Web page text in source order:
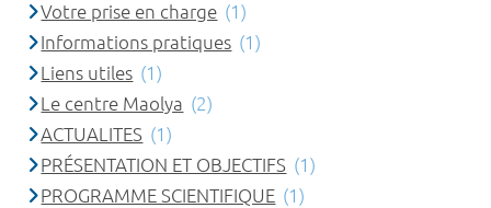
Votre prise en charge (1)
Informations pratiques (1)
Liens utiles (1)
Le centre Maolya (2)
ACTUALITES (1)
PRÉSENTATION ET OBJECTIFS (1)
PROGRAMME SCIENTIFIQUE (1)